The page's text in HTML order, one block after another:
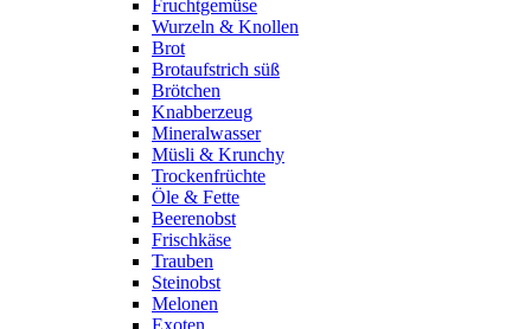
Fruchtgemüse
Wurzeln & Knollen
Brot
Brotaufstrich süß
Brötchen
Knabberzeug
Mineralwasser
Müsli & Krunchy
Trockenfrüchte
Öle & Fette
Beerenobst
Frischkäse
Trauben
Steinobst
Melonen
Exoten